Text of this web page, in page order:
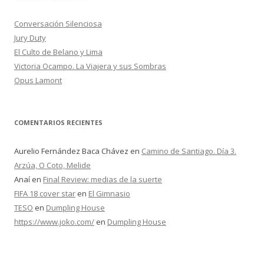
r
:
Conversación Silenciosa
Jury Duty
El Culto de Belano y Lima
Victoria Ocampo. La Viajera y sus Sombras
Opus Lamont
COMENTARIOS RECIENTES
Aurelio Fernández Baca Chávez en Camino de Santiago. Día 3.
Arzúa, O Coto, Melide
Anaí en Final Review: medias de la suerte
FIFA 18 cover star en El Gimnasio
TESO en Dumpling House
https://www.joko.com/ en Dumpling House